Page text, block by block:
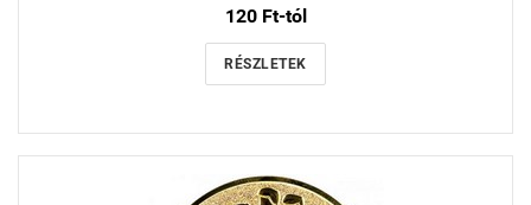
120 Ft-tól
RÉSZLETEK